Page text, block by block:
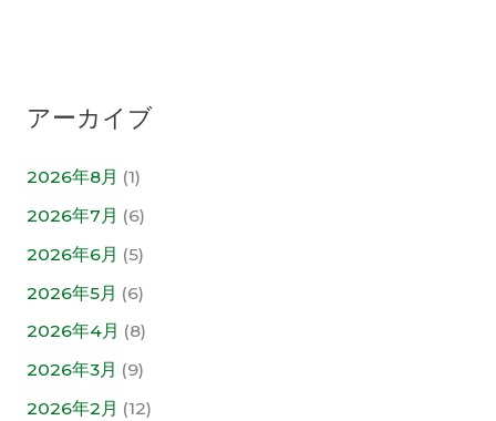
アーカイブ
2026年8月 (1)
2026年7月 (6)
2026年6月 (5)
2026年5月 (6)
2026年4月 (8)
2026年3月 (9)
2026年2月 (12)